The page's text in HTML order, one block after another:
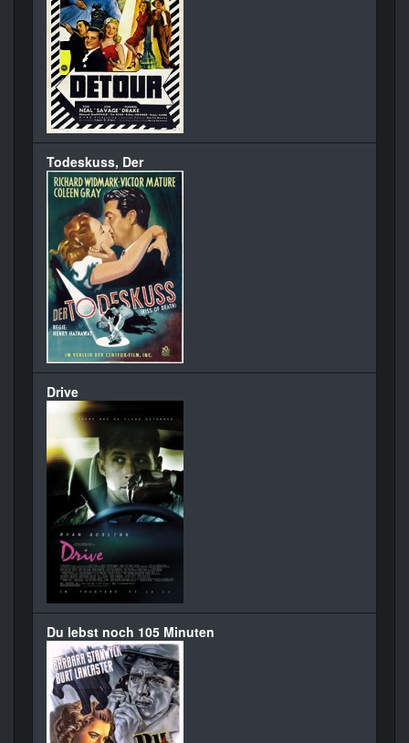
Todeskuss, Der
Drive
Du lebst noch 105 Minuten